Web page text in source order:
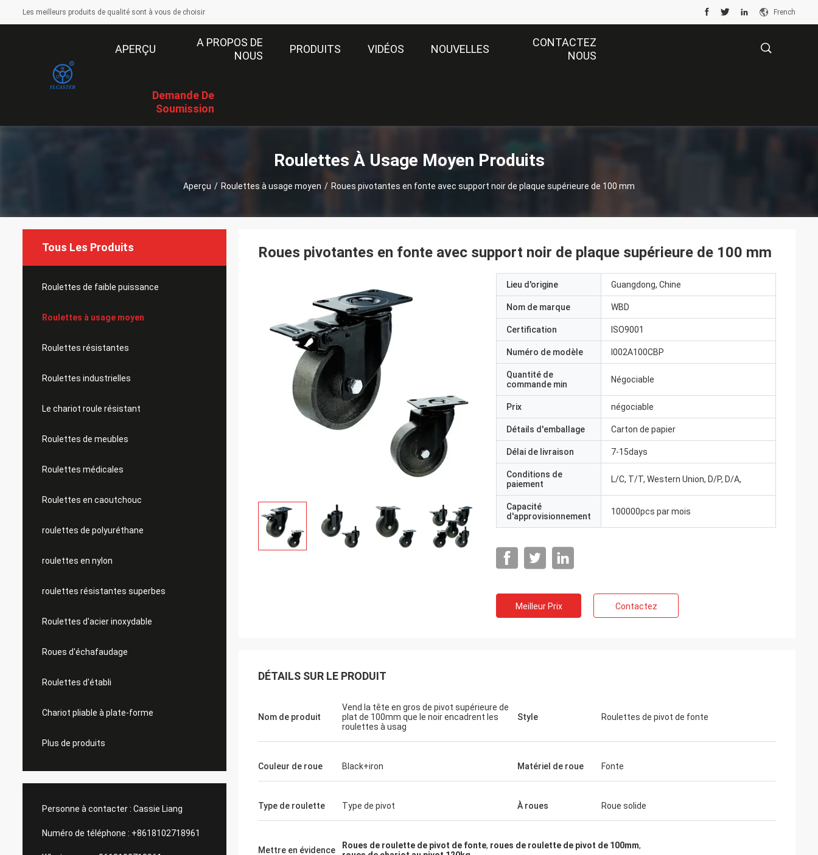
Les meilleurs produits de qualité sont à vous de choisir French
APERÇU
A PROPOS DE
NOUS
PRODUITS VIDÉOS NOUVELLES
CONTACTEZ
NOUS
Demande De
Soumission
Roulettes À Usage Moyen Produits
Aperçu / Roulettes à usage moyen / Roues pivotantes en fonte avec support noir de plaque supérieure de 100 mm
Tous Les Produits
Roulettes de faible puissance
Roulettes à usage moyen
Roulettes résistantes
Roulettes industrielles
Le chariot roule résistant
Roulettes de meubles
Roulettes médicales
Roulettes en caoutchouc
roulettes de polyuréthane
roulettes en nylon
roulettes résistantes superbes
Roulettes d'acier inoxydable
Roues d'échafaudage
Roulettes d'établi
Chariot pliable à plate-forme
Plus de produits
Personne à contacter : Cassie Liang
Numéro de téléphone : +8618102718961
Roues pivotantes en fonte avec support noir de plaque supérieure de 100 mm
Lieu d'origine Guangdong, Chine
Nom de marque WBD
Certification ISO9001
Numéro de modèle I002A100CBP
Quantité de
commande min
Négociable
Prix négociable
Détails d'emballage Carton de papier
Délai de livraison 7-15days
Conditions de
paiement
L/C, T/T, Western Union, D/P, D/A,
Capacité
d'approvisionnement
100000pcs par mois
Meilleur Prix Contactez
DÉTAILS SUR LE PRODUIT
Nom de produit
Vend la tête en gros de pivot supérieure de
plat de 100mm que le noir encadrent les
roulettes à usag
Style Roulettes de pivot de fonte
Couleur de roue Black+iron Matériel de roue Fonte
Type de roulette Type de pivot À roues Roue solide
Mettre en évidence Roues de roulette de pivot de fonte, roues de roulette de pivot de 100mm,